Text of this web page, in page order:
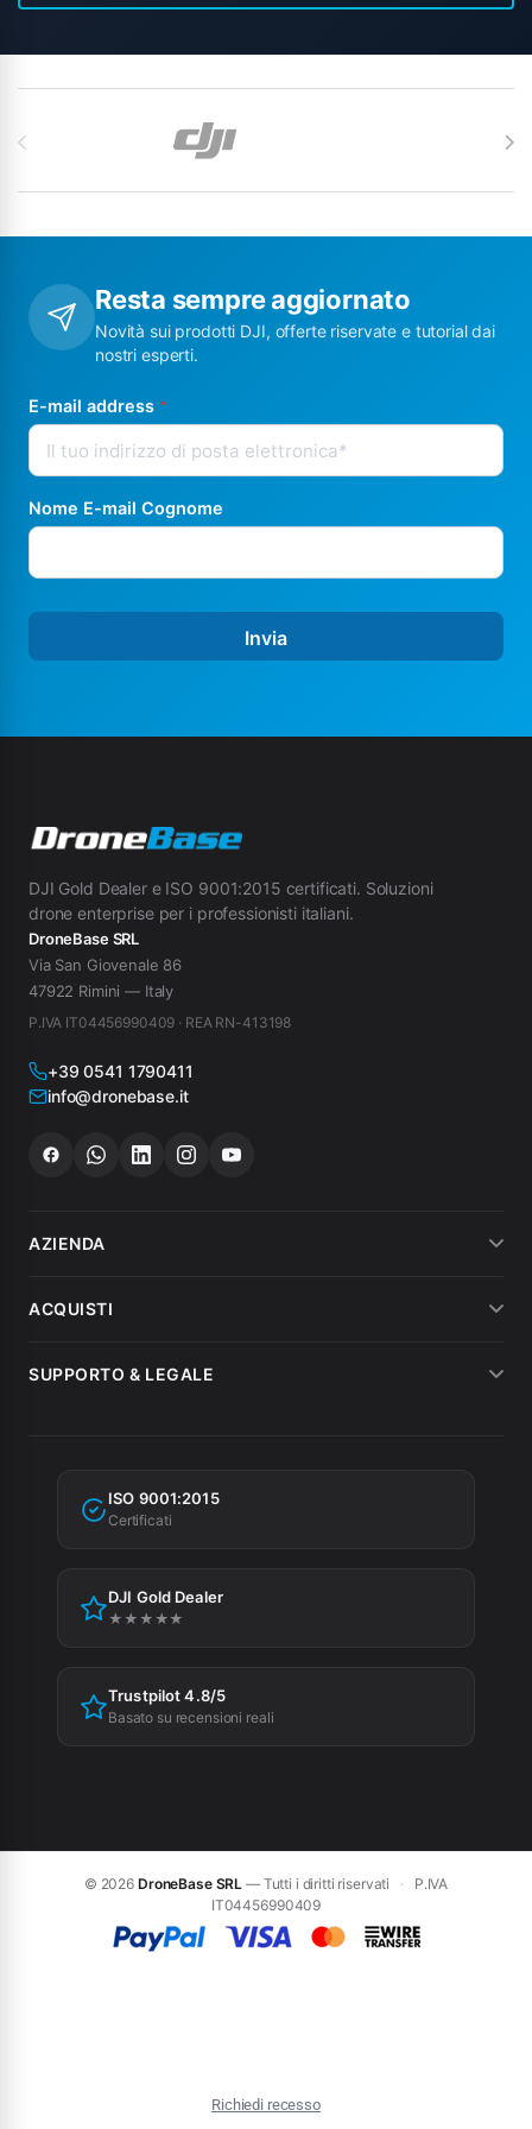
Resta sempre aggiornato
Novità sui prodotti DJI, offerte riservate e tutorial dai
nostri esperti.
E-mail address *
Nome E-mail Cognome
Invia
DJI Gold Dealer e ISO 9001:2015 certificati. Soluzioni
drone enterprise per i professionisti italiani.
DroneBase SRL
Via San Giovenale 86
47922 Rimini — Italy
P.IVA IT04456990409 · REA RN-413198
+39 0541 1790411
info@dronebase.it
AZIENDA
Chi siamo
Noleggio
ACQUISTI
Metodi di pagamento
Agevolazioni fiscali
SUPPORTO & LEGALE
Privacy Policy
Preferenze cookie
ISO 9001:2015
Certificati
DJI Gold Dealer
★★★★★
Trustpilot 4.8/5
Basato su recensioni reali
© 2026 DroneBase SRL — Tutti i diritti riservati ·
P.IVA
IT04456990409
Richiedi recesso